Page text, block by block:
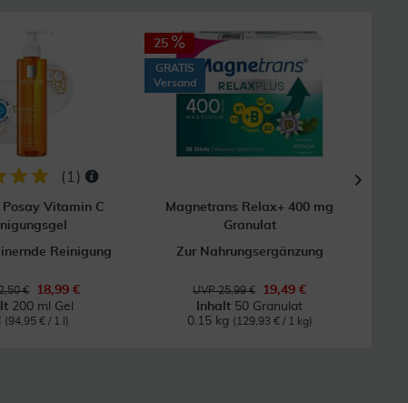
( 1 )
Posay Vitamin C
Reinigung
€
18,99 €
200 ml Gel
(94,95 € / 1 l)
25
GRATIS
Versand
Magnetrans Relax+ 400 mg
Granulat
Zur Nahrungsergänzung
UVP 25,99 €
19,49 €
Inhalt 50 Granulat
0.15 kg (129,93 € / 1 kg)